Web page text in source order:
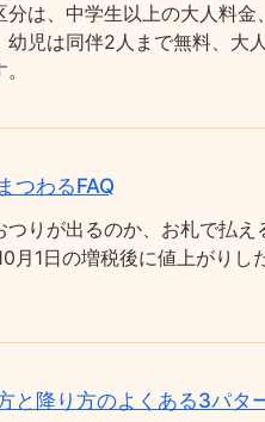
分は、中学生以上の大人料
幼児は同伴2人まで無料、大
つわるFAQ
つりが出るのか、お札で払
月1日の増税後に値上がりし
と降り方のよくある3パタ